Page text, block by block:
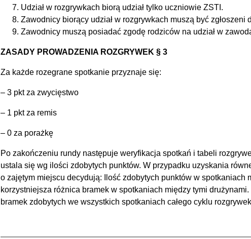
Udział w rozgrywkach biorą udział tylko uczniowie ZSTI.
Zawodnicy biorący udział w rozgrywkach muszą być zgłoszeni
Zawodnicy muszą posiadać zgodę rodziców na udział w
ZASADY PROWADZENIA ROZGRYWEK § 3
Za każde rozegrane spotkanie przyznaje się:
– 3 pkt za zwycięstwo
– 1 pkt za remis
– 0 za porażkę
Po zakończeniu rundy następuje weryfikacja spotkań i tabeli
ustala się wg ilości zdobytych punktów. W przypadku uzyskania
o zajętym miejscu decydują: Ilość zdobytych punktów w spotkaniach
korzystniejsza różnica bramek w spotkaniach między tymi
bramek zdobytych we wszystkich spotkaniach całego cyklu